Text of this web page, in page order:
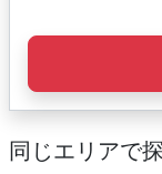
同じエリアで